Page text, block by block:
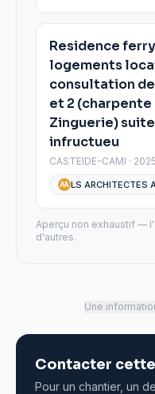
Residence
logements
consultation
et 2
Zinguerie)
infructueu
CASTEIDE-CAMI · 2025
AA LS ARCHITECTES
Aperçu non exhaustif —
d'autres.
Une
Contacter
Pour un chantier, un